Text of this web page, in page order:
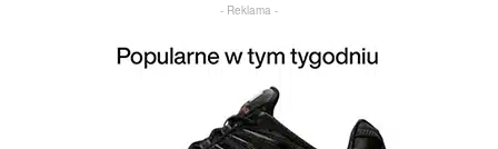
- Reklama -